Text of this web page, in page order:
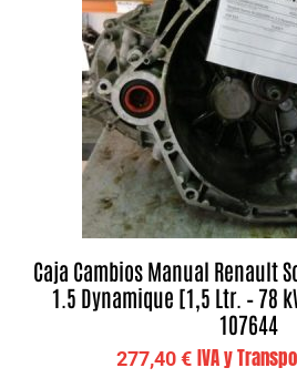
Caja Cambios Manual Renault
1.5 Dynamique [1,5 Ltr. – 78
107644
277,40€ IVA y